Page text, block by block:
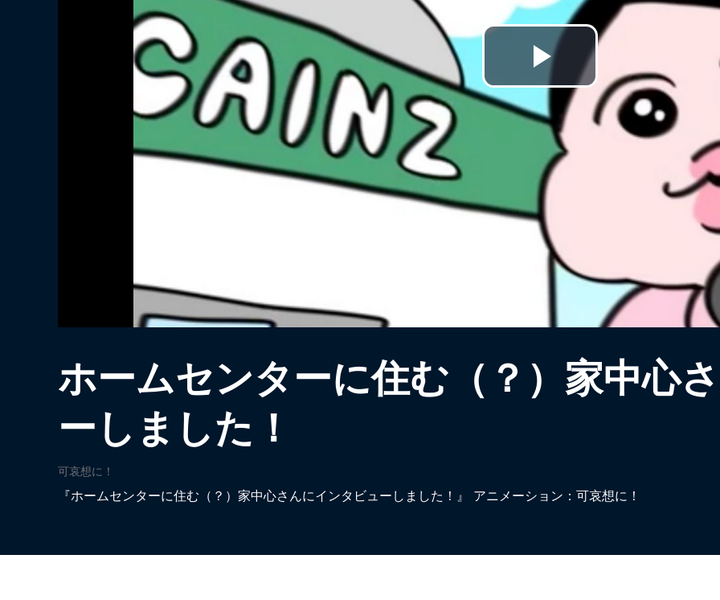
Play
Video
ホームセンターに住む（？）家中心
ーしました！
可哀想に！
『ホームセンターに住む（？）家中心さんにインタビューしました！』 アニメーション：可哀想に！